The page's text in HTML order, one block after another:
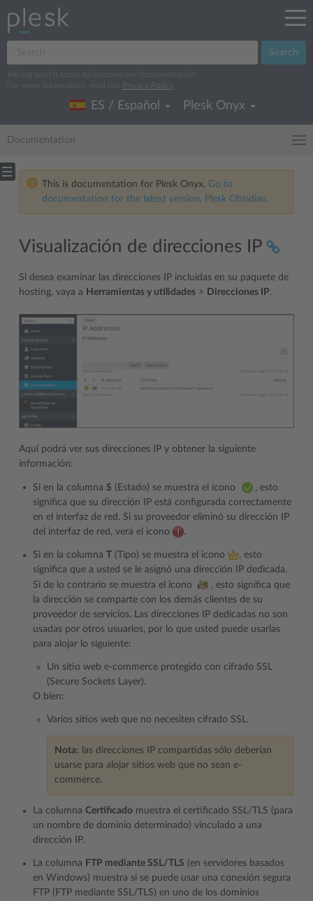
Search
We log search terms to improve our documentation.
For more information, read our
Privacy Policy
ES / Español Plesk Onyx
Documentation
This is documentation for Plesk Onyx. Go to
documentation for the latest version, Plesk Obsidian.
Visualización de direcciones IP
Si desea examinar las direcciones IP incluidas en su paquete de
hosting, vaya a Herramientas y utilidades > Direcciones IP.
Aquí podrá ver sus direcciones IP y obtener la siguiente
información:
Si en la columna S (Estado) se muestra el icono
, esto
significa que su dirección IP está configurada correctamente
en el interfaz de red. Si su proveedor eliminó su dirección IP
del interfaz de red, verá el icono
.
Si en la columna T (Tipo) se muestra el icono
, esto
significa que a usted se le asignó una dirección IP dedicada.
Si de lo contrario se muestra el icono
, esto significa que
la dirección se comparte con los demás clientes de su
proveedor de servicios. Las direcciones IP dedicadas no son
usadas por otros usuarios, por lo que usted puede usarlas
para alojar lo siguiente:
Un sitio web e-commerce protegido con cifrado SSL
(Secure Sockets Layer).
O bien:
Varios sitios web que no necesiten cifrado SSL.
Nota: las direcciones IP compartidas sólo deberían
usarse para alojar sitios web que no sean e-
commerce.
La columna Certificado muestra el certificado SSL/TLS (para
un nombre de dominio determinado) vinculado a una
dirección IP.
La columna FTP mediante SSL/TLS (en servidores basados
en Windows) muestra si se puede usar una conexión segura
FTP (FTP mediante SSL/TLS) en uno de los dominios